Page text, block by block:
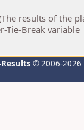
results of the
Tie-Break variable
© 2006-2026